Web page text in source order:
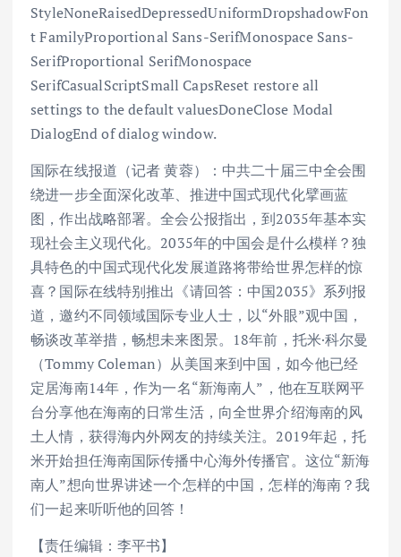
StyleNoneRaisedDepressedUniformDropshadowFon
t FamilyProportional Sans-SerifMonospace Sans-
SerifProportional SerifMonospace
SerifCasualScriptSmall CapsReset restore all
settings to the default valuesDoneClose Modal
DialogEnd of dialog window.
国际在线报道（记者 黄蓉）：中共二十届三中全会围
绕进一步全面深化改革、推进中国式现代化擘画蓝
图，作出战略部署。全会公报指出，到2035年基本实
现社会主义现代化。2035年的中国会是什么模样？独
具特色的中国式现代化发展道路将带给世界怎样的惊
喜？国际在线特别推出《请回答：中国2035》系列报
道，邀约不同领域国际专业人士，以“外眼”观中国，
畅谈改革举措，畅想未来图景。18年前，托米·科尔曼
（Tommy Coleman）从美国来到中国，如今他已经
定居海南14年，作为一名“新海南人”，他在互联网平
台分享他在海南的日常生活，向全世界介绍海南的风
土人情，获得海内外网友的持续关注。2019年起，托
米开始担任海南国际传播中心海外传播官。这位“新海
南人”想向世界讲述一个怎样的中国，怎样的海南？我
们一起来听听他的回答！
【责任编辑：李平书】